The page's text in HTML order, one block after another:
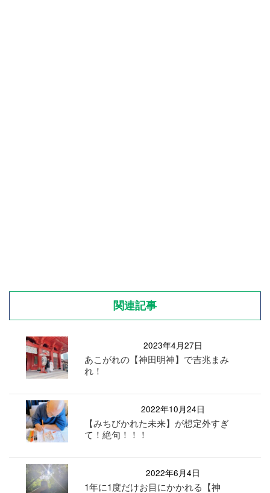
関連記事
2023年4月27日
あこがれの【神田明神】で吉兆まみ
れ！
2022年10月24日
【みちびかれた未来】が想定外すぎ
て！絶句！！！
2022年6月4日
1年に1度だけお目にかかれる【神